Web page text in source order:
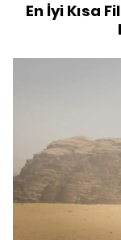
En İyi Kısa